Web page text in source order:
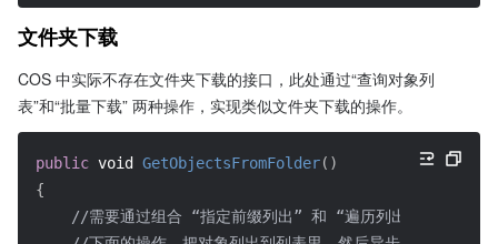
文件夹下载
COS 中实际不存在文件夹下载的接口，此处通过“查询对象列
表”和“批量下载” 两种操作，实现类似文件夹下载的操作。
public void GetObjectsFromFolder( )
{
//需要通过组合 “指定前缀列出” 和 “遍历列出的对象key